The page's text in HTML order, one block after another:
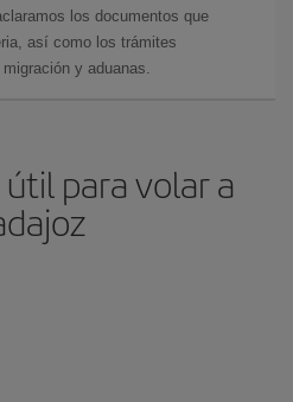
los documentos que
así como los trámites
y aduanas.
para volar a